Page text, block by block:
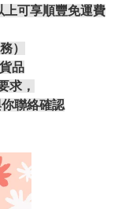
上可享順豐免運費
）
品
求，
聯絡確認